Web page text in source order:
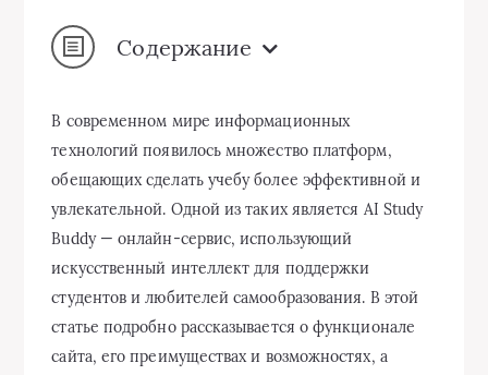
Содержание
В современном мире информационных
технологий появилось множество платформ,
обещающих сделать учебу более эффективной и
увлекательной. Одной из таких является AI Study
Buddy — онлайн-сервис, использующий
искусственный интеллект для поддержки
студентов и любителей самообразования. В этой
статье подробно рассказывается о функционале
сайта, его преимуществах и возможностях, а